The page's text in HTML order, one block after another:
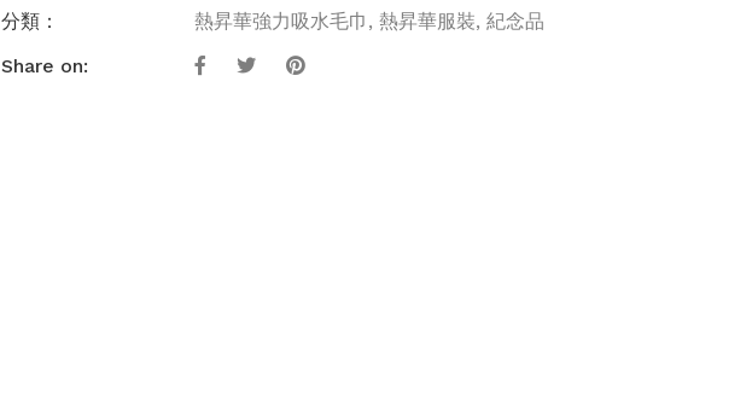
分類：
熱昇華強力吸水毛巾 , 熱昇華服裝, 紀念品
Share on: